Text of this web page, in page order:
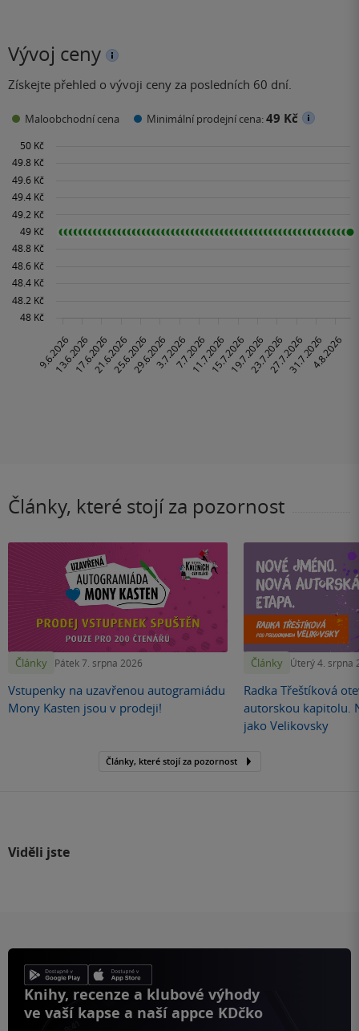
Vývoj ceny
Získejte přehled o vývoji ceny za posledních 60 dní.
Maloobchodní cena Minimální prodejní cena:49 Kč
Články, které stojí za pozornost
Články Pátek 7. srpna 2026
Vstupenky na uzavřenou autogramiádu
Mony Kasten jsou v prodeji!
Články Úterý 4. srpna
Radka Třeštíková
autorskou kapitolu.
jako Velikovsky
Články, které stojí za pozornost
Viděli jste
Knihy, recenze a klubové výhody
ve vaší kapse a naší appce KDčko